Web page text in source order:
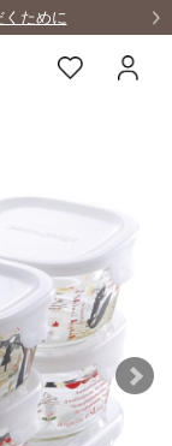
ために